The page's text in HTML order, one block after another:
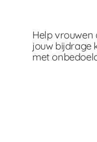
Help vrouwen
jouw bijdrage
met